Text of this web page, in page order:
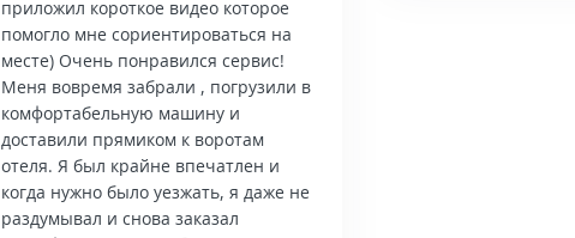
приложил короткое видео которое
помогло мне сориентироваться на
месте) Очень понравился сервис!
Меня вовремя забрали , погрузили в
комфортабельную машину и
доставили прямиком к воротам
отеля. Я был крайне впечатлен и
когда нужно было уезжать, я даже не
раздумывал и снова заказал